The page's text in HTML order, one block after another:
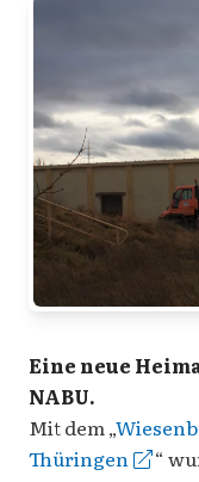
Eine neue
NABU.
Mit dem „
Thüringen
“